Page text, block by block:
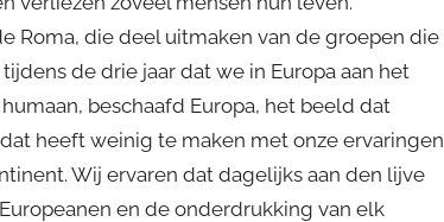
Roma, die deel uitmaken van de groepen die
de drie jaar dat we in Europa aan het
beschaafd Europa, het beeld dat
heeft weinig te maken met onze ervaringen
Wij ervaren dat dagelijks aan den lijve
en de onderdrukking van elk